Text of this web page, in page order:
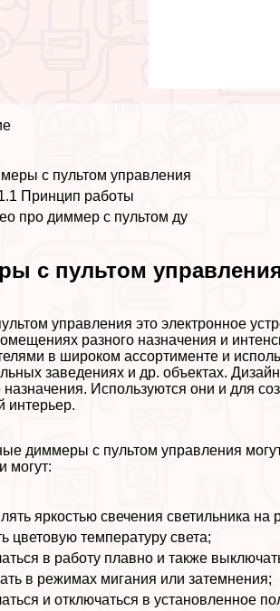
с пультом управления
Принцип работы
про диммер с пультом ду
с пультом
управления это электронное
разного назначения и
в широком ассортименте и
заведениях и др. объектах.
назначения. Используются они и для
интерьер.
диммеры с пультом управления
могут:
яркостью свечения светильника на
цветовую температуру света;
в работу плавно и также
в режимах мигания или затемнения;
и отключаться в установленное